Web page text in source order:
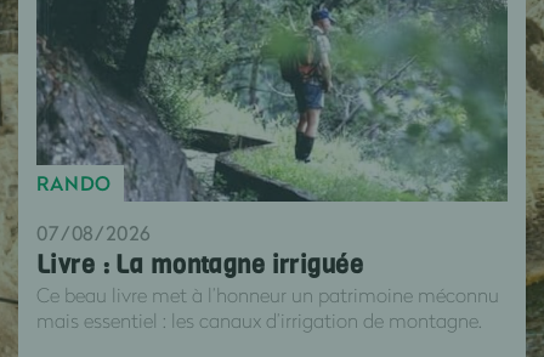
RANDO
07/08/2026
Livre : La montagne irriguée
Ce beau livre met à l’honneur un patrimoine méconnu
mais essentiel : les canaux d’irrigation de montagne.